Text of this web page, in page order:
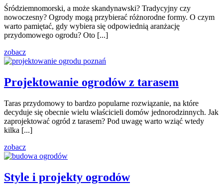
Śródziemnomorski, a może skandynawski? Tradycyjny czy
nowoczesny? Ogrody mogą przybierać różnorodne formy. O czym
warto pamiętać, gdy wybiera się odpowiednią aranżację
przydomowego ogrodu? Oto [...]
zobacz
Projektowanie ogrodów z tarasem
Taras przydomowy to bardzo popularne rozwiązanie, na które
decyduje się obecnie wielu właścicieli domów jednorodzinnych. Jak
zaprojektować ogród z tarasem? Pod uwagę warto wziąć wtedy
kilka [...]
zobacz
Style i projekty ogrodów